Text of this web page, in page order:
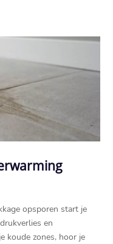
opsporen start je
en
koude zones, hoor je